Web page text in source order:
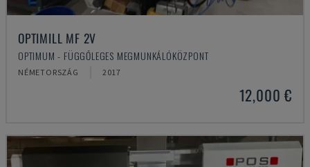
OPTIMILL MF 2V
OPTIMUM - FÜGGŐLEGES MEGMUNKÁLÓKÖZPONT
NÉMETORSZÁG 2017
12,000 €